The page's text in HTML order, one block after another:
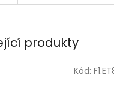
produkty
Kód: